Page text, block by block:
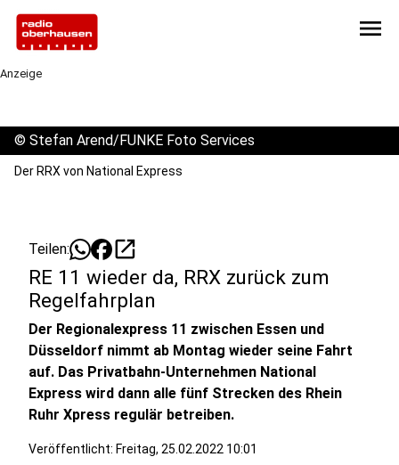
menu
Anzeige
© Stefan Arend/FUNKE Foto Services
Der RRX von National Express
Teilen: open_in_new
RE 11 wieder da, RRX zurück zum
Regelfahrplan
Der Regionalexpress 11 zwischen Essen und
Düsseldorf nimmt ab Montag wieder seine Fahrt
auf. Das Privatbahn-Unternehmen National
Express wird dann alle fünf Strecken des Rhein
Ruhr Xpress regulär betreiben.
Veröffentlicht: Freitag, 25.02.2022 10:01